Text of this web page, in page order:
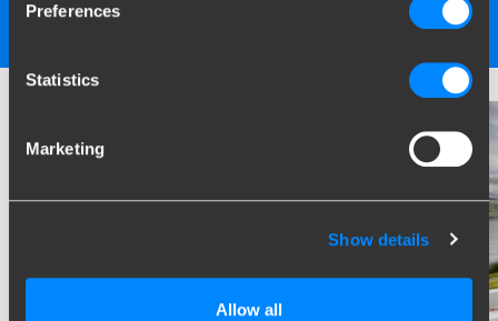
Preferences
Statistics
Marketing
Show details
Allow all
Bekijk alle montagestations